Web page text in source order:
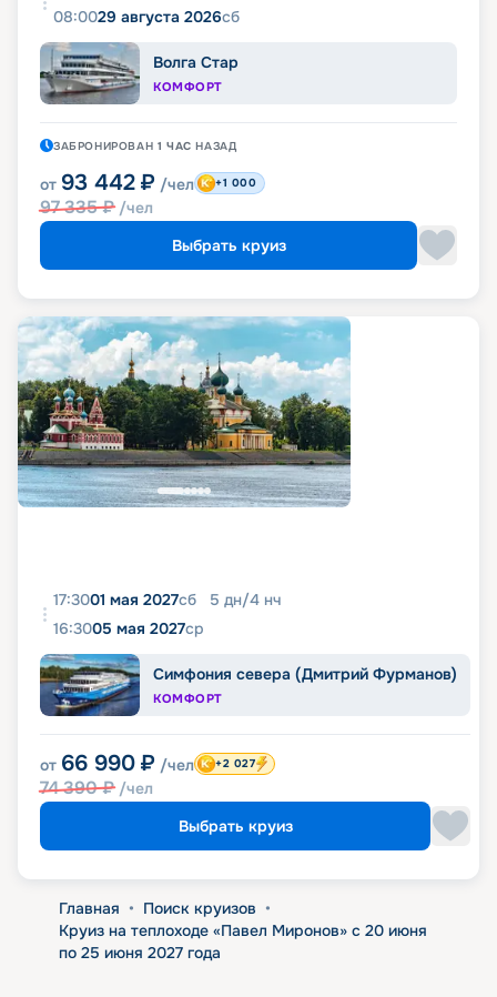
08:0029 августа 2026сб
Волга Стар
КОМФОРТ
ЗАБРОНИРОВАН 1 ЧАС НАЗАД
от 93 442 ₽ /чел
97 335₽ /чел
+1 000
Выбрать круиз
17:3001 мая 2027сб 5 дн/4 нч
16:3005 мая 2027ср
Симфония севера (Дмитрий Фурманов)
КОМФОРТ
от 66 990 ₽ /чел
74 390₽ /чел
+2 027
Выбрать круиз
Главная • Поиск круизов •
Круиз на теплоходе «Павел Миронов» с 20 июня
по 25 июня 2027 года